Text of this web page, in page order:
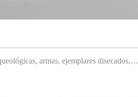
armas, ejemplares disecados,…